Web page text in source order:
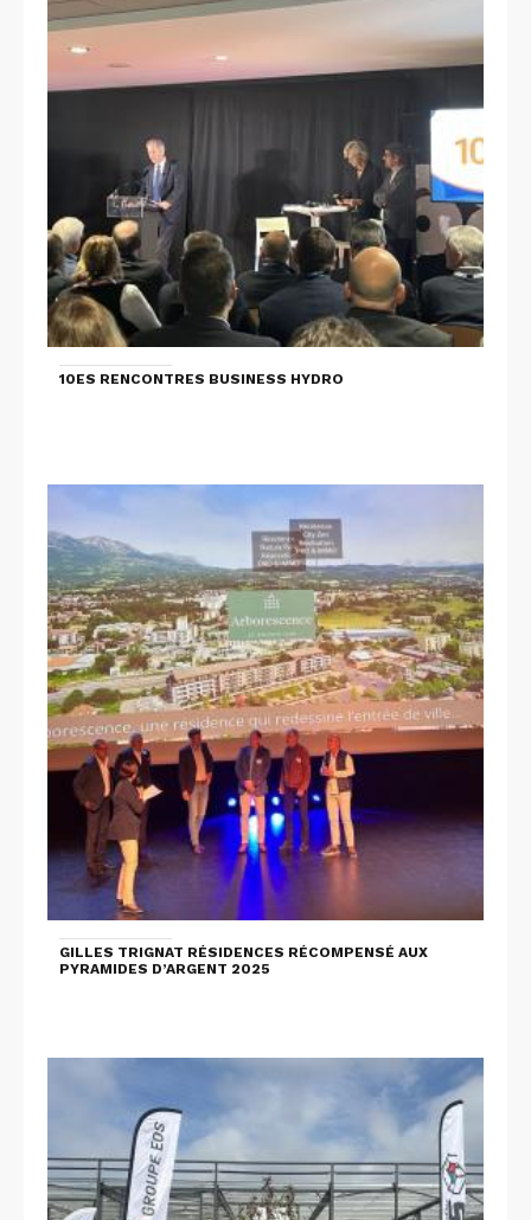
10ES RENCONTRES BUSINESS HYDRO
GILLES TRIGNAT RÉSIDENCES RÉCOMPENSÉ AUX
PYRAMIDES D’ARGENT 2025